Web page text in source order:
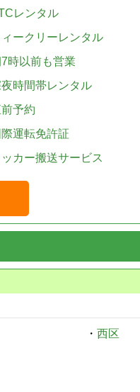
レンタル
ークリーレンタル
時以前も営業
時間帯レンタル
予約
運転免許証
カー搬送サービス
・ 西区